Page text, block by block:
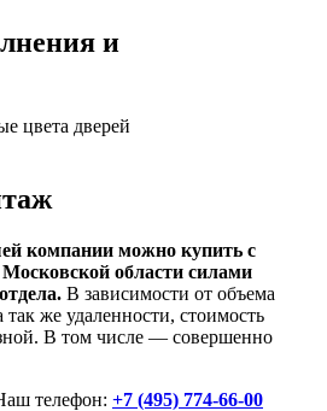
и
цвета дверей
компании можно купить с
области силами
В зависимости от объема
так же удаленности, стоимость
В том числе — совершенно
телефон: +7 (495) 774-66-00